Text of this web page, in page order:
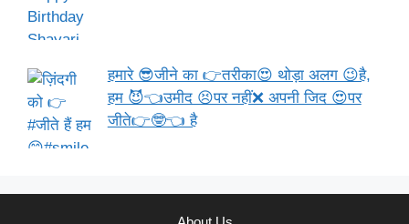
हमारे 😎जीने का 👉तरीका😍 थोड़ा अलग 😉है,
हम 😈👈उमीद 😣पर नहीं❌ अपनी जिद 😍पर
जीते👉🤓👈 है